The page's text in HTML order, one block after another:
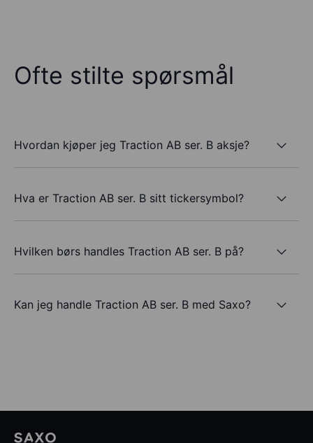
Ofte stilte spørsmål
Hvordan kjøper jeg Traction AB ser. B aksje?
Hva er Traction AB ser. B sitt tickersymbol?
Hvilken børs handles Traction AB ser. B på?
Kan jeg handle Traction AB ser. B med Saxo?